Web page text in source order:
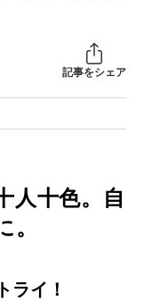
記事をシェア
人十色。自
ライ！